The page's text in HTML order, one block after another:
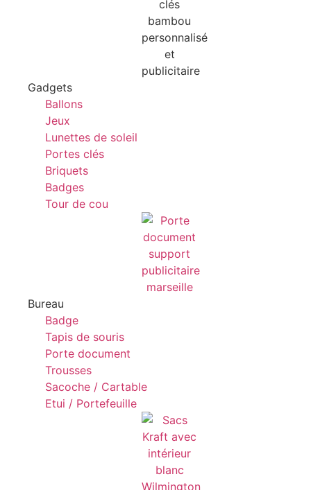
Gadgets
Ballons
Jeux
Lunettes de soleil
Portes clés
Briquets
Badges
Tour de cou
Bureau
Badge
Tapis de souris
Porte document
Trousses
Sacoche / Cartable
Etui / Portefeuille